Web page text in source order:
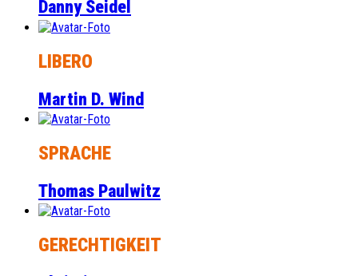
Danny Seidel
LIBERO
Martin D. Wind
SPRACHE
Thomas Paulwitz
GERECHTIGKEIT